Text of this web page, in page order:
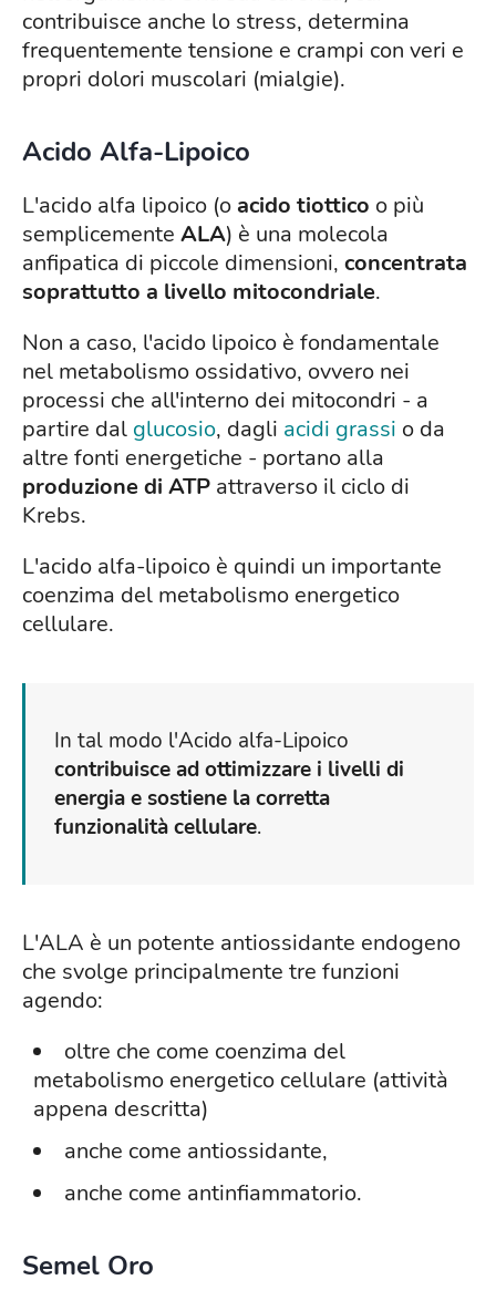
contribuisce anche lo stress, determina
frequentemente tensione e crampi con veri e
propri dolori muscolari (mialgie).
Acido Alfa-Lipoico
L'acido alfa lipoico (o acido tiottico o più
semplicemente ALA) è una molecola
anfipatica di piccole dimensioni, concentrata
soprattutto a livello mitocondriale.
Non a caso, l'acido lipoico è fondamentale
nel metabolismo ossidativo, ovvero nei
processi che all'interno dei mitocondri - a
partire dal glucosio, dagli acidi grassi o da
altre fonti energetiche - portano alla
produzione di ATP attraverso il ciclo di
Krebs.
L'acido alfa-lipoico è quindi un importante
coenzima del metabolismo energetico
cellulare.
In tal modo l'Acido alfa-Lipoico
contribuisce ad ottimizzare i livelli di
energia e sostiene la corretta
funzionalità cellulare.
L'ALA è un potente antiossidante endogeno
che svolge principalmente tre funzioni
agendo:
oltre che come coenzima del
metabolismo energetico cellulare (attività
appena descritta)
anche come antiossidante,
anche come antinfiammatorio.
Semel Oro